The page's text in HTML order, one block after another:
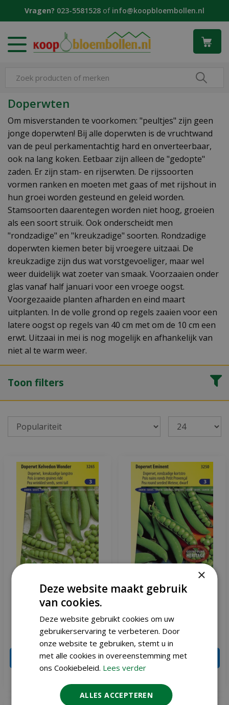
Vragen? 023-5581528 of info@koopbloembollen.nl
Doperwten
Om misverstanden te voorkomen: "peultjes" zijn geen
jonge doperwten! Bij alle doperwten is de vruchtwand
van de peul perkamentachtig hard en onverteerbaar,
ook na lang koken. Eetbaar zijn alleen de "gedopte"
zaden. Er zijn stam- en rijserwten. De rijssoorten
vormen ranken en moeten met gaas of met rijshout in
hun groei worden gesteund en geleid worden.
Stamsoorten daarentegen worden niet hoog, groeien
als een soort struik. Ook onderscheidt men
"rondzadige" en "kreukzadige" soorten. Rondzadige
doperwten kiemen beter bij vroegere uitzaai. De
kreukzadige zijn dus wat vorstgevoeliger, maar wel
weer duidelijk wat zoeter van smaak. Voorzaaien onder
glas vanaf half januari voor een vroege oogst.
Voorgezaaide planten afharden en eind maart
uitplanten. In de volle grond op regels zaaien voor een
latere oogst op regels van 40 cm met om de 10 cm een
erwt. Uitzaai in mei is nog mogelijk en afhankelijk van
niet al te warm weer.
Toon filters
Doperwt zaden Kelvedon
Wonder
€2,51
IN WINKELWAGEN
Doperwt zaden rond
€2,95
IN WINKELWAGEN
×
Deze website maakt gebruik
van cookies.
Deze website gebruikt cookies om uw
gebruikerservaring te verbeteren. Door
onze website te gebruiken, stemt u in
met alle cookies in overeenstemming met
ons Cookiebeleid. Lees verder
ALLES ACCEPTEREN